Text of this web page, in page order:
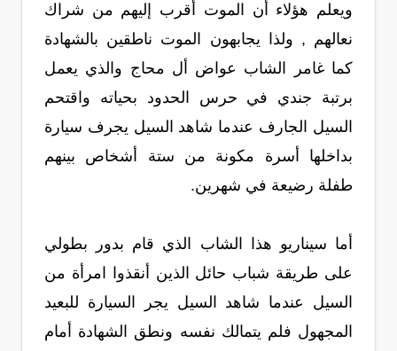
ويعلم هؤلاء أن الموت أقرب إليهم من شراك
نعالهم , ولذا يجابهون الموت ناطقين بالشهادة
كما غامر الشاب عواض أل محاج والذي يعمل
برتبة جندي في حرس الحدود بحياته واقتحم
السيل الجارف عندما شاهد السيل يجرف سيارة
بداخلها أسرة مكونة من ستة أشخاص بينهم
طفلة رضيعة في شهرين.
أما سيناريو هذا الشاب الذي قام بدور بطولي
على طريقة شباب حائل الذين أنقذوا امرأة من
السيل عندما شاهد السيل يجر السيارة للبعيد
المجهول فلم يتمالك نفسه ونطق الشهادة أمام